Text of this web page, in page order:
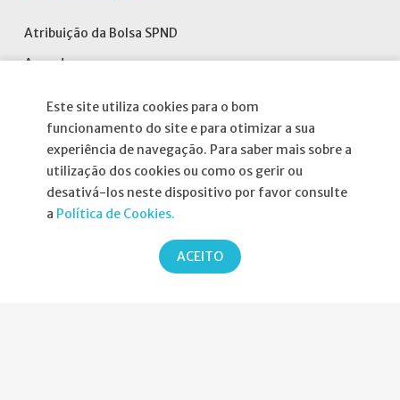
Este site utiliza cookies para o bom
funcionamento do site e para otimizar a sua
experiência de navegação. Para saber mais sobre a
utilização dos cookies ou como os gerir ou
desativá-los neste dispositivo por favor consulte
a Política de Cookies.
ACEITO
Atribuição da Bolsa SPND
Agenda
Parcerias